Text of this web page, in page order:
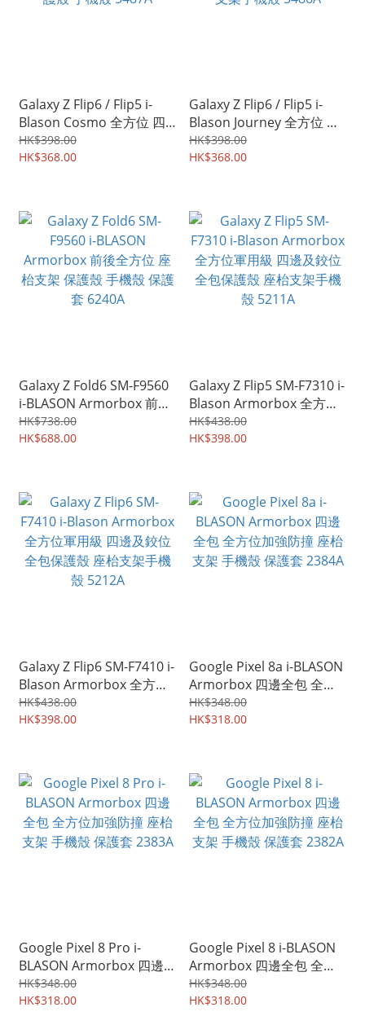
Galaxy Z Flip6 / Flip5 i-
Blason Cosmo 全方位 四
邊及鉸位全包 透明透黑 保
護殼 手機殼 5487A
HK$398.00
HK$368.00
Galaxy Z Flip6 / Flip5 i-
Blason Journey 全方位 四
邊及鉸位全包保護殼 座枱
支架手機殼 5486A
HK$398.00
HK$368.00
Galaxy Z Fold6 SM-F9560
i-BLASON Armorbox 前後
全方位 座枱支架 保護殼 手
機殼 保護套 6240A
HK$738.00
HK$688.00
Galaxy Z Flip5 SM-F7310 i-
Blason Armorbox 全方位
軍用級 四邊及鉸位全包保
護殼 座枱支架手機殼
HK$438.00
HK$398.00
Galaxy Z Flip6 SM-F7410 i-
Blason Armorbox 全方位
軍用級 四邊及鉸位全包保
護殼 座枱支架手機殼
HK$438.00
HK$398.00
Google Pixel 8a i-BLASON
Armorbox 四邊全包 全方
位加強防撞 座枱支架 手機
殼 保護套 2384A
HK$348.00
HK$318.00
Google Pixel 8 Pro i-
BLASON Armorbox 四邊
全包 全方位加強防撞 座枱
支架 手機殼 保護套 2383A
HK$348.00
HK$318.00
Google Pixel 8 i-BLASON
Armorbox 四邊全包 全方
位加強防撞 座枱支架 手機
殼 保護套 2382A
HK$348.00
HK$318.00